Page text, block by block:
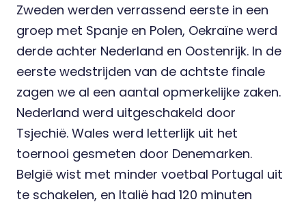
Zweden werden verrassend eerste in een
groep met Spanje en Polen, Oekraïne werd
derde achter Nederland en Oostenrijk. In de
eerste wedstrijden van de achtste finale
zagen we al een aantal opmerkelijke zaken.
Nederland werd uitgeschakeld door
Tsjechië. Wales werd letterlijk uit het
toernooi gesmeten door Denemarken.
België wist met minder voetbal Portugal uit
te schakelen, en Italië had 120 minuten